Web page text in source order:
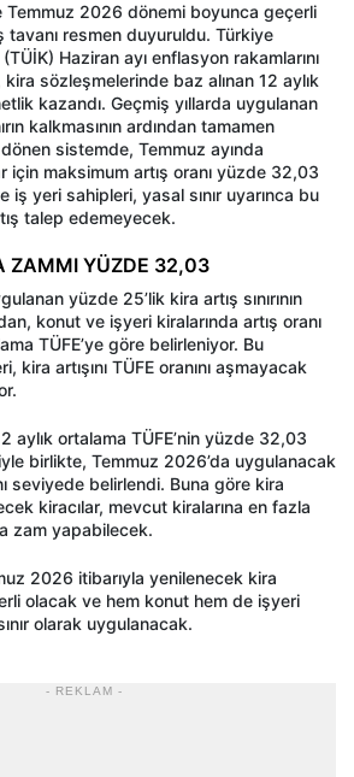
Temmuz 2026 dönemi boyunca geçerli
tavanı resmen duyuruldu. Türkiye
Haziran ayı enflasyon rakamlarını
kira sözleşmelerinde baz alınan 12 aylık
kazandı. Geçmiş yıllarda uygulanan
kalkmasının ardından tamamen
sistemde, Temmuz ayında
için maksimum artış oranı yüzde 32,03
iş yeri sahipleri, yasal sınır uyarınca bu
talep edemeyecek.
ZAMMI YÜZDE 32,03
yüzde 25’lik kira artış sınırının
konut ve işyeri kiralarında artış oranı
TÜFE’ye göre belirleniyor. Bu
kira artışını TÜFE oranını aşmayacak
aylık ortalama TÜFE’nin yüzde 32,03
birlikte, Temmuz 2026’da uygulanacak
seviyede belirlendi. Buna göre kira
kiracılar, mevcut kiralarına en fazla
zam yapabilecek.
2026 itibarıyla yenilenecek kira
olacak ve hem konut hem de işyeri
olarak uygulanacak.
- REKLAM -